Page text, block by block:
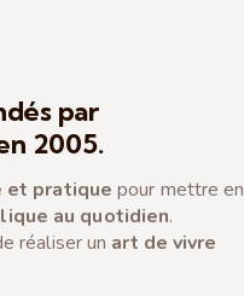
par
2005.
pratique pour mettre en
au quotidien.
réaliser un art de vivre